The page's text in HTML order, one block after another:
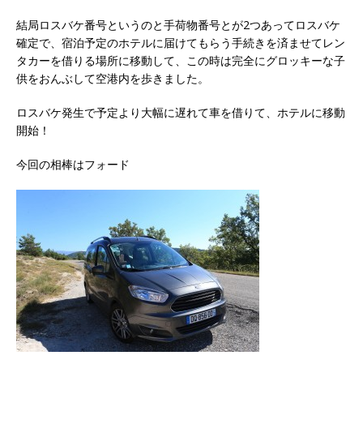
結局ロスバケ番号というのと手荷物番号とが2つあってロスバケ
確定で、宿泊予定のホテルに届けてもらう手続きを済ませてレン
タカーを借りる場所に移動して、この時は完全にグロッキーな子
供をおんぶして空港内を歩きました。
ロスバケ発生で予定より大幅に遅れて車を借りて、ホテルに移動
開始！
今回の相棒はフォード